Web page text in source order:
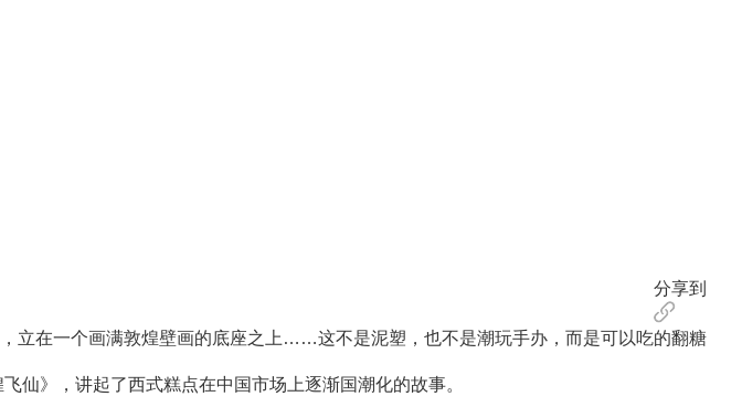
分享到
在一个画满敦煌壁画的底座之上……这不是泥塑，也不是潮玩手办，而是可以吃的翻糖
》，讲起了西式糕点在中国市场上逐渐国潮化的故事。